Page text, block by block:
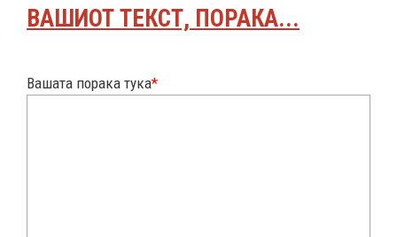
ВАШИОТ ТЕКСТ, ПОРАКА...
Вашата порака тука*